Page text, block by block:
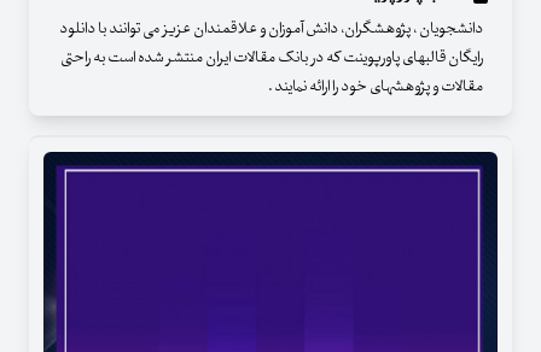
دانشجویان ، پژوهشگران، دانش آموزان و علاقمندان عزیز می توانند با دانلود
رایگان قالبهای پاورپوینت که در بانک مقالات ایران منتشر شده است به راحتی
مقالات و پژوهشهای خود را ارائه نمایند .